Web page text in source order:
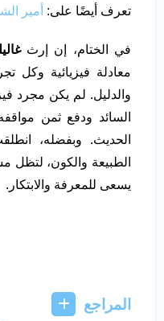
تعرف أيضًا على: أمير
في الختام، إن إرث
معادلة فيزيائية وكل
والدليل. لم يكن مجرد
السائد ودفع ثمن مواقفه
الحديث. وبفضله،
الطبيعة والكون، لتظل
يسعى للمعرفة والابتكار.
المراجع